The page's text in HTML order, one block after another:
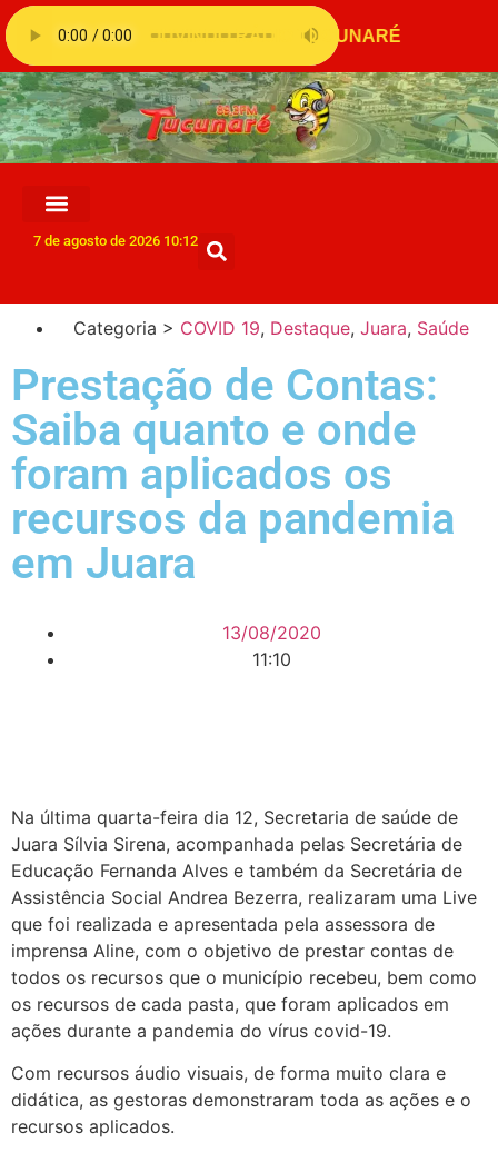
7 de agosto de 2026 10:12
Categoria > COVID 19, Destaque, Juara, Saúde
Prestação de Contas:
Saiba quanto e onde
foram aplicados os
recursos da pandemia
em Juara
13/08/2020
11:10
Na última quarta-feira dia 12, Secretaria de saúde de
Juara Sílvia Sirena, acompanhada pelas Secretária de
Educação Fernanda Alves e também da Secretária de
Assistência Social Andrea Bezerra, realizaram uma Live
que foi realizada e apresentada pela assessora de
imprensa Aline, com o objetivo de prestar contas de
todos os recursos que o município recebeu, bem como
os recursos de cada pasta, que foram aplicados em
ações durante a pandemia do vírus covid-19.
Com recursos áudio visuais, de forma muito clara e
didática, as gestoras demonstraram toda as ações e o
recursos aplicados.